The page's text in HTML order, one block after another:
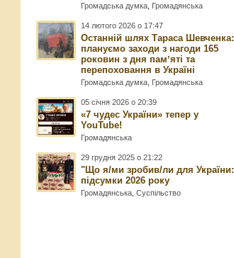
Громадська думка Громадянська
14 лютого 2026 о 17:47
Останній шлях Тараса Шевченка:
плануємо заходи з нагоди 165
роковин з дня памʼяті та
перепоховання в Україні
Громадська думка Громадянська
05 січня 2026 о 20:39
«7 чудес України» тепер у
YouTube!
Громадянська
29 грудня 2025 о 21:22
"Що я/ми зробив/ли для України:
підсумки 2026 року
Громадянська ,Суспільство